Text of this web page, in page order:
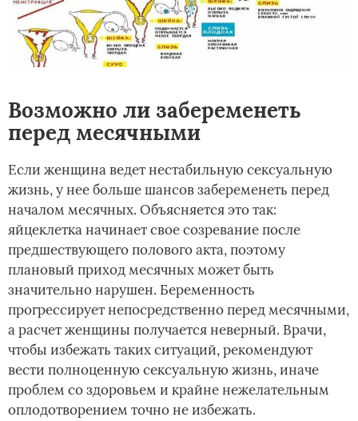
Возможно ли забеременеть
перед месячными
Если женщина ведет нестабильную сексуальную
жизнь, у нее больше шансов забеременеть перед
началом месячных. Объясняется это так:
яйцеклетка начинает свое созревание после
предшествующего полового акта, поэтому
плановый приход месячных может быть
значительно нарушен. Беременность
прогрессирует непосредственно перед месячными,
а расчет женщины получается неверный. Врачи,
чтобы избежать таких ситуаций, рекомендуют
вести полноценную сексуальную жизнь, иначе
проблем со здоровьем и крайне нежелательным
оплодотворением точно не избежать.